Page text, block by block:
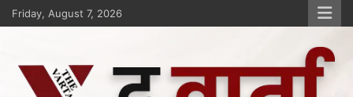
Friday, August 7, 2026